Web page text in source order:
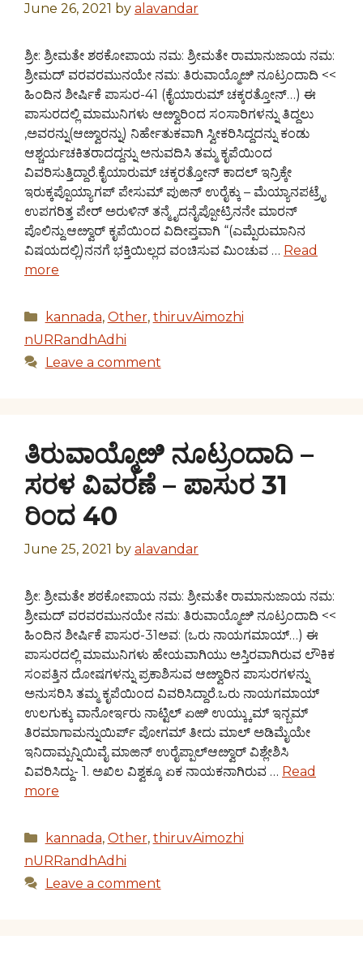
June 26, 2021 by alavandar
ಶ್ರೀ: ಶ್ರೀಮತೇ ಶಠಕೋಪಾಯ ನಮ: ಶ್ರೀಮತೇ ರಾಮಾನುಜಾಯ ನಮ:
ಶ್ರೀಮದ್ ವರವರಮುನಯೇ ನಮ: ತಿರುವಾಯ್ಮೊೞಿ ನೂಟ್ರಂದಾದಿ <<
ಹಿಂದಿನ ಶೀರ್ಷಿಕೆ ಪಾಸುರ-41 (ಕೈಯಾರುಮ್ ಚಕ್ಕರತ್ತೋನ್…) ಈ
ಪಾಸುರದಲ್ಲಿ ಮಾಮುನಿಗಳು ಆೞ್ವಾರಿಂದ ಸಂಸಾರಿಗಳನ್ನು ತಿದ್ದಲು
,ಅವರನ್ನು(ಆೞ್ವಾರನ್ನು) ನಿರ್ಹೇತುಕವಾಗಿ ಸ್ವೀಕರಿಸಿದ್ದದನ್ನು ಕಂಡು
ಆಶ್ಚರ್ಯಚಕಿತರಾದದ್ದನ್ನು ಅನುವದಿಸಿ ತಮ್ಮ ಕೃಪೆಯಿಂದ
ವಿವರಿಸುತ್ತಿದ್ದಾರೆ.ಕೈಯಾರುಮ್ ಚಕ್ಕರತ್ತೋನ್ ಕಾದಲ್ ಇನ್ರಿಕ್ಕೇ
ಇರುಕ್ಕಪ್ಪೊಯ್ಯಾಗಪ್ ಪೇಸುಮ್ ಪುಱನ್ ಉರೈಕ್ಕು – ಮೆಯ್ಯಾನಪಟ್ರೈ
ಉಪಗರಿತ್ತ ಪೇರ್ ಅರುಳಿನ್ ತನ್ಮೈದನೈಪ್ಪೋಟ್ರಿನನೇ ಮಾರನ್
ಪೊಲಿನ್ದು.ಆೞ್ವಾರ್ ಕೃಪೆಯಿಂದ ವಿದೀಪ್ತವಾಗಿ “(ಎಮ್ಪೆರುಮಾನಿನ
ವಿಷಯದಲ್ಲಿ)ನನಗೆ ಭಕ್ತಿಯಿಲ್ಲದ ವಂಚಿಸುವ ಮಿಂಚುವ … Read
more
Categories
kannada, Other, thiruvAimozhi
nURRandhAdhi
Leave a comment
ತಿರುವಾಯ್ಮೊೞಿ ನೂಟ್ರಂದಾದಿ –
ಸರಳ ವಿವರಣೆ – ಪಾಸುರ 31
ರಿಂದ 40
June 25, 2021 by alavandar
ಶ್ರೀ: ಶ್ರೀಮತೇ ಶಠಕೋಪಾಯ ನಮ: ಶ್ರೀಮತೇ ರಾಮಾನುಜಾಯ ನಮ:
ಶ್ರೀಮದ್ ವರವರಮುನಯೇ ನಮ: ತಿರುವಾಯ್ಮೊೞಿ ನೂಟ್ರಂದಾದಿ <<
ಹಿಂದಿನ ಶೀರ್ಷಿಕೆ ಪಾಸುರ-31ಅವ: (ಒರು ನಾಯಗಮಾಯ್…) ಈ
ಪಾಸುರದಲ್ಲಿ ಮಾಮುನಿಗಳು ಹೇಯವಾಗಿಯು ಅಸ್ತಿರವಾಗಿರುವ ಲೌಕಿಕ
ಸಂಪತ್ತಿನ ದೋಷಗಳನ್ನು ಪ್ರಕಾಶಿಸುವ ಆೞ್ವಾರಿನ ಪಾಸುರಗಳನ್ನು
ಅನುಸರಿಸಿ ತಮ್ಮ ಕೃಪೆಯಿಂದ ವಿವರಿಸಿದ್ದಾರೆ.ಒರು ನಾಯಗಮಾಯ್
ಉಲಗುಕ್ಕು ವಾನೋರ್ಇರು ನಾಟ್ಟಿಲ್ ಏಱಿ ಉಯ್ಕ್ಕುಮ್ ಇನ್ಬಮ್
ತಿರಮಾಗಾಮನ್ನುಯಿರ್ಪ್ ಪೋಗಮ್ ತೀದು ಮಾಲ್ ಅಡಿಮೈಯೇ
ಇನಿದಾಮ್ಪನ್ನಿಯಿವೈ ಮಾಱನ್ ಉರೈಪ್ಪಾಲ್ಆೞ್ವಾರ್ ವಿಶ್ಲೇಶಿಸಿ
ವಿವರಿಸಿದ್ದು- 1. ಅಖಿಲ ವಿಶ್ವಕ್ಕೂ ಏಕ ನಾಯಕನಾಗಿರುವ … Read
more
Categories
kannada, Other, thiruvAimozhi
nURRandhAdhi
Leave a comment